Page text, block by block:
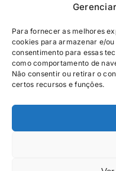
Para fornecer as melhores
cookies para armazenar e/
consentimento para essas
como comportamento de
Não consentir ou retirar o
certos recursos e funções.
POLÍTICA DE COOKIES
POLÍTICA DE